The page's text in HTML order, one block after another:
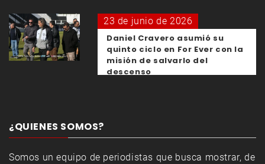
23 de junio de 2026
Daniel Cravero asumió su
quinto ciclo en For Ever con la
misión de salvarlo del
descenso
¿QUIENES SOMOS?
Somos un equipo de periodistas que busca mostrar, de